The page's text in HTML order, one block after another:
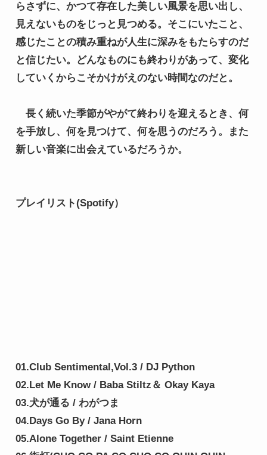
らさずに、かつて存在した美しい風景を思い出し、
見えないものをじっと見つめる。そこにいたこと、
感じたことの積み重ねが人生に深みをもたらすのだ
と信じたい。どんなものにも終わりがあって、変化
していくからこそかけがえのない時間なのだと。
長く続いた季節がやがて終わりを迎えるとき、何
を手放し、何を見つけて、何を思うのだろう。また
新しい音楽に出会えているだろうか。
プレイリスト(Spotify）
01.Club Sentimental,Vol.3 / DJ Python
02.Let Me Know / Baba Stiltz＆ Okay Kaya
03.犬が通る / わがつま
04.Days Go By / Jana Horn
05.Alone Together / Saint Etienne